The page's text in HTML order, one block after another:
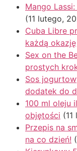
Mango
(11 lutego,
Cuba Libre
każdą okazję
Sex on the
prostych
Sos
dodatek do
100 ml oleju
objętości
Przepis na
na co dzień!